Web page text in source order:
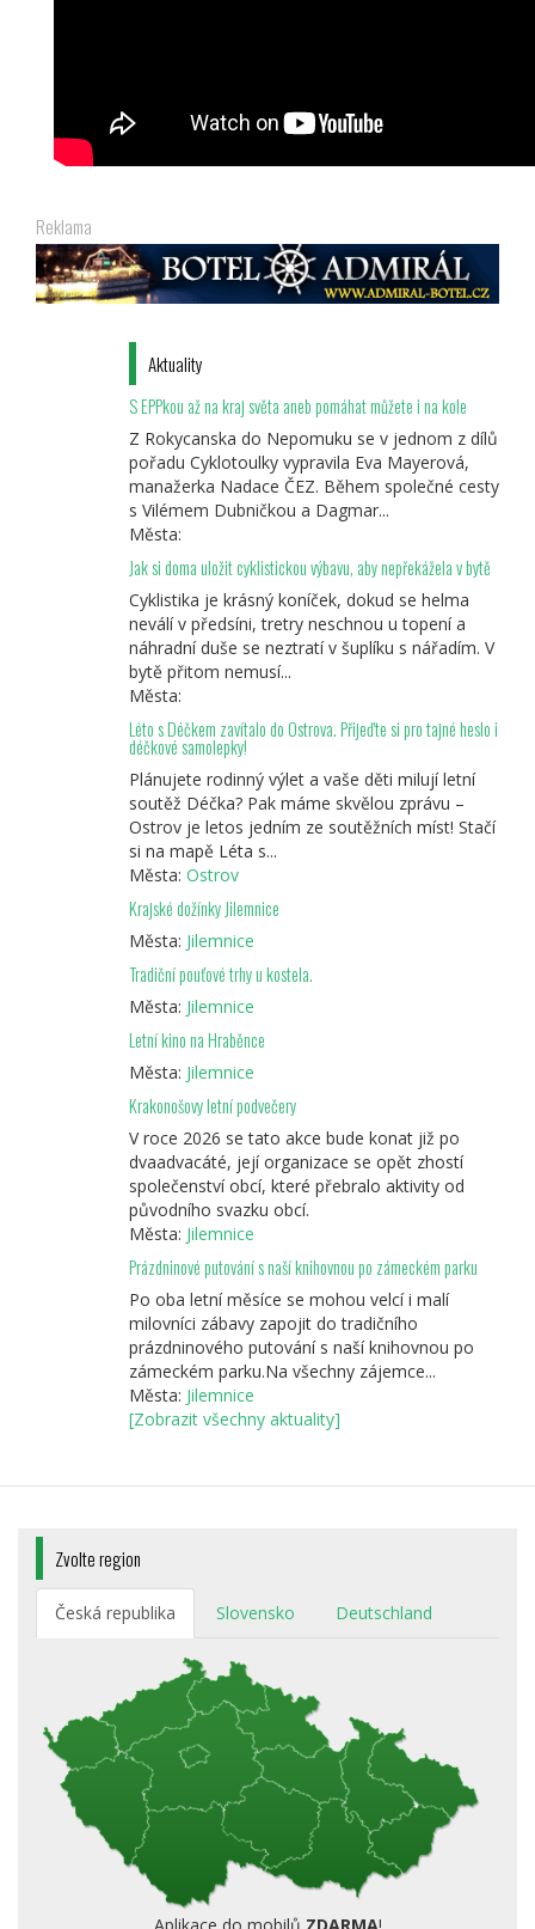
Reklama
Aktuality
S EPPkou až na kraj světa aneb pomáhat můžete i na kole
Z Rokycanska do Nepomuku se v jednom z dílů
pořadu Cyklotoulky vypravila Eva Mayerová,
manažerka Nadace ČEZ. Během společné cesty
s Vilémem Dubničkou a Dagmar...
Města:
Jak si doma uložit cyklistickou výbavu, aby nepřekážela v bytě
Cyklistika je krásný koníček, dokud se helma
neválí v předsíni, tretry neschnou u topení a
náhradní duše se neztratí v šuplíku s nářadím. V
bytě přitom nemusí...
Města:
Léto s Déčkem zavítalo do Ostrova. Přijeďte si pro tajné heslo i
déčkové samolepky!
Plánujete rodinný výlet a vaše děti milují letní
soutěž Déčka? Pak máme skvělou zprávu –
Ostrov je letos jedním ze soutěžních míst! Stačí
si na mapě Léta s...
Města: Ostrov
Krajské dožínky Jilemnice
Města: Jilemnice
Tradiční pouťové trhy u kostela.
Města: Jilemnice
Letní kino na Hraběnce
Města: Jilemnice
Krakonošovy letní podvečery
V roce 2026 se tato akce bude konat již po
dvaadvacáté, její organizace se opět zhostí
společenství obcí, které přebralo aktivity od
původního svazku obcí.
Města: Jilemnice
Prázdninové putování s naší knihovnou po zámeckém parku
Po oba letní měsíce se mohou velcí i malí
milovníci zábavy zapojit do tradičního
prázdninového putování s naší knihovnou po
zámeckém parku.Na všechny zájemce...
Města: Jilemnice
[Zobrazit všechny aktuality]
Zvolte region
Česká republika Slovensko Deutschland